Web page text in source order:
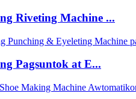
Riveting Machine ...
Pagsuntok at E...